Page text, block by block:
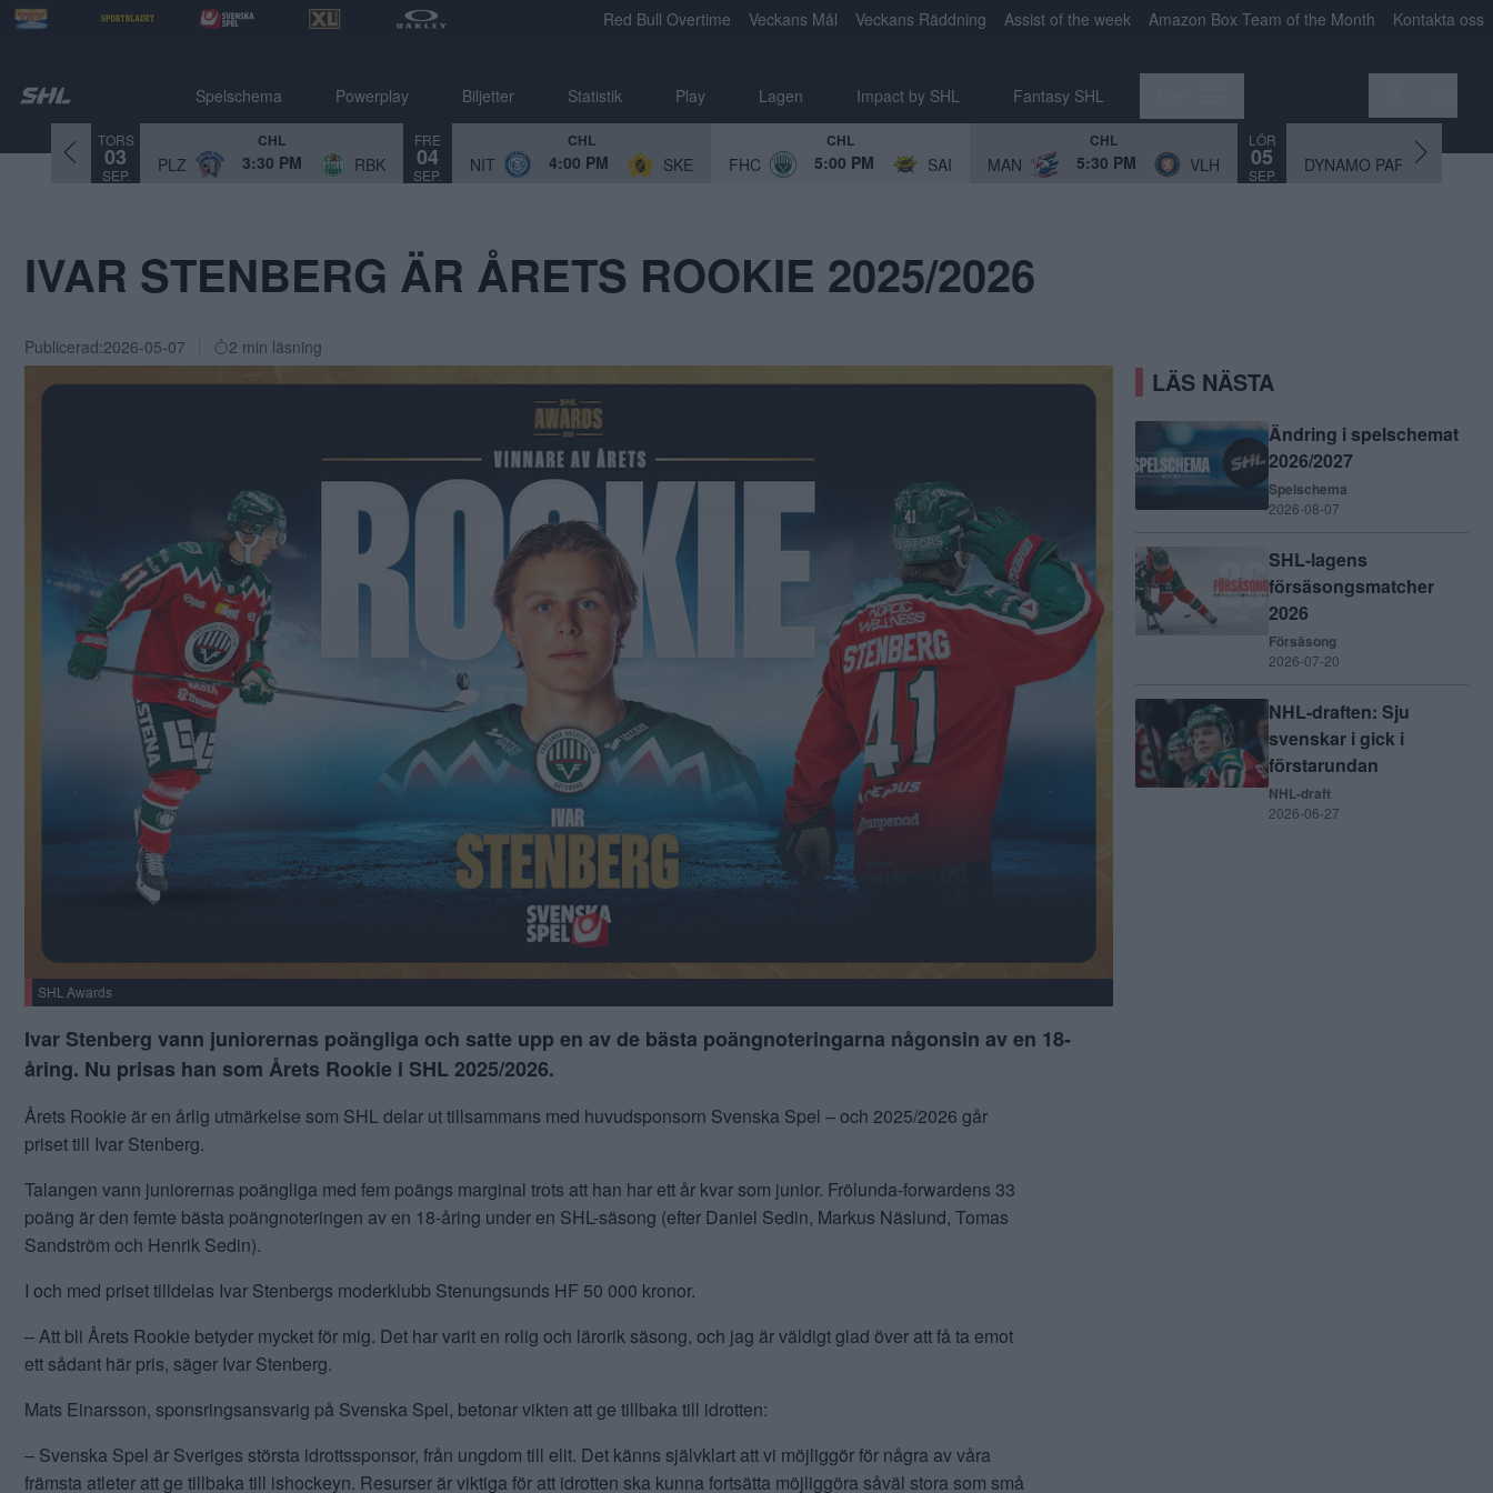
Red Bull Overtime Veckans Mål Veckans Räddning Assist of the week Amazon Box Team of the Month Kontakta oss
Spelschema Powerplay Biljetter Statistik Play Lagen Impact by SHL Fantasy SHL
TORS
03
SEP.
CHL
PLZ 3:30 PM RBK
FRE
04
SEP.
CHL
NIT 4:00 PM SKE
CHL
FHC 5:00 PM SAI
CHL
MAN 5:30 PM VLH
LÖR
05
SEP. DYNAMO PAR
IVAR STENBERG ÄR ÅRETS ROOKIE 2025/2026
Publicerad:2026-05-07 2 min läsning
SHL Awards
Ivar Stenberg vann juniorernas poängliga och satte upp en av de bästa poängnoteringarna någonsin av en 18-
åring. Nu prisas han som Årets Rookie i SHL 2025/2026.
Årets Rookie är en årlig utmärkelse som SHL delar ut tillsammans med huvudsponsorn Svenska Spel – och 2025/2026 går
priset till Ivar Stenberg.
Talangen vann juniorernas poängliga med fem poängs marginal trots att han har ett år kvar som junior. Frölunda-forwardens 33
poäng är den femte bästa poängnoteringen av en 18-åring under en SHL-säsong (efter Daniel Sedin, Markus Näslund, Tomas
Sandström och Henrik Sedin).
I och med priset tilldelas Ivar Stenbergs moderklubb Stenungsunds HF 50 000 kronor.
– Att bli Årets Rookie betyder mycket för mig. Det har varit en rolig och lärorik säsong, och jag är väldigt glad över att få ta emot
ett sådant här pris, säger Ivar Stenberg.
Mats Einarsson, sponsringsansvarig på Svenska Spel, betonar vikten att ge tillbaka till idrotten:
– Svenska Spel är Sveriges största idrottssponsor, från ungdom till elit. Det känns självklart att vi möjliggör för några av våra
främsta atleter att ge tillbaka till ishockeyn. Resurser är viktiga för att idrotten ska kunna fortsätta möjliggöra såväl stora som små
LÄS NÄSTA
Ändring i spelschemat
2026/2027
Spelschema
2026-08-07
SHL-lagens
försäsongsmatcher
2026
Försäsong
2026-07-20
NHL-draften: Sju
svenskar i gick i
förstarundan
NHL-draft
2026-06-27